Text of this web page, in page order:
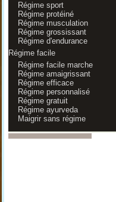
Régime sport
Régime protéiné
Régime musculation
Régime grossissant
Régime d'endurance
Régime facile
Régime facile marche
Régime amaigrissant
Régime efficace
Régime personnalisé
Régime gratuit
Régime ayurveda
Maigrir sans régime